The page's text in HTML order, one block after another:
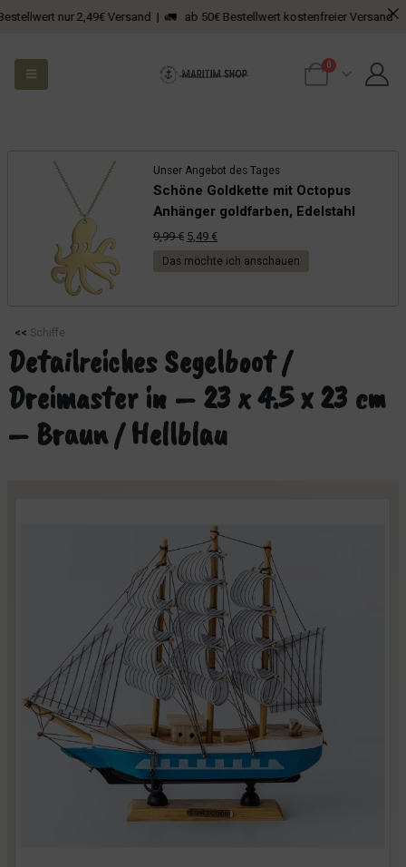
nur 2,49€ Versand | 🚛 ab 50€ Bestellwert kostenfreier Versand
0
Unser Angebot des Tages
Schöne Goldkette mit Octopus
Anhänger goldfarben, Edelstahl
9,99€ Ursprünglicher
Preis
5,49 €Aktueller
Preis
Das möchte ich anschauen
<< Schiffe
Detailreiches Segelboot /
Dreimaster in – 23 x 4.5 x 23 cm
– Braun / Hellblau